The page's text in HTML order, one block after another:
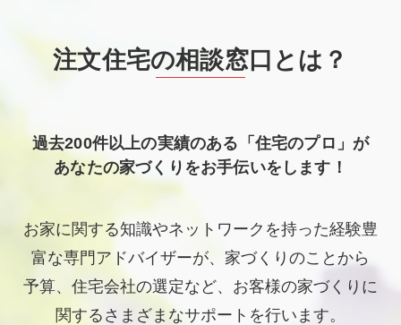
注文住宅の相談窓口とは？
過去200件以上の実績のある「住宅のプロ」が
あなたの家づくりをお手伝いをします！
お家に関する知識やネットワークを持った経験豊
富な専門アドバイザーが、家づくりのことから
予算、住宅会社の選定など、お客様の家づくりに
関するさまざまなサポートを行います。